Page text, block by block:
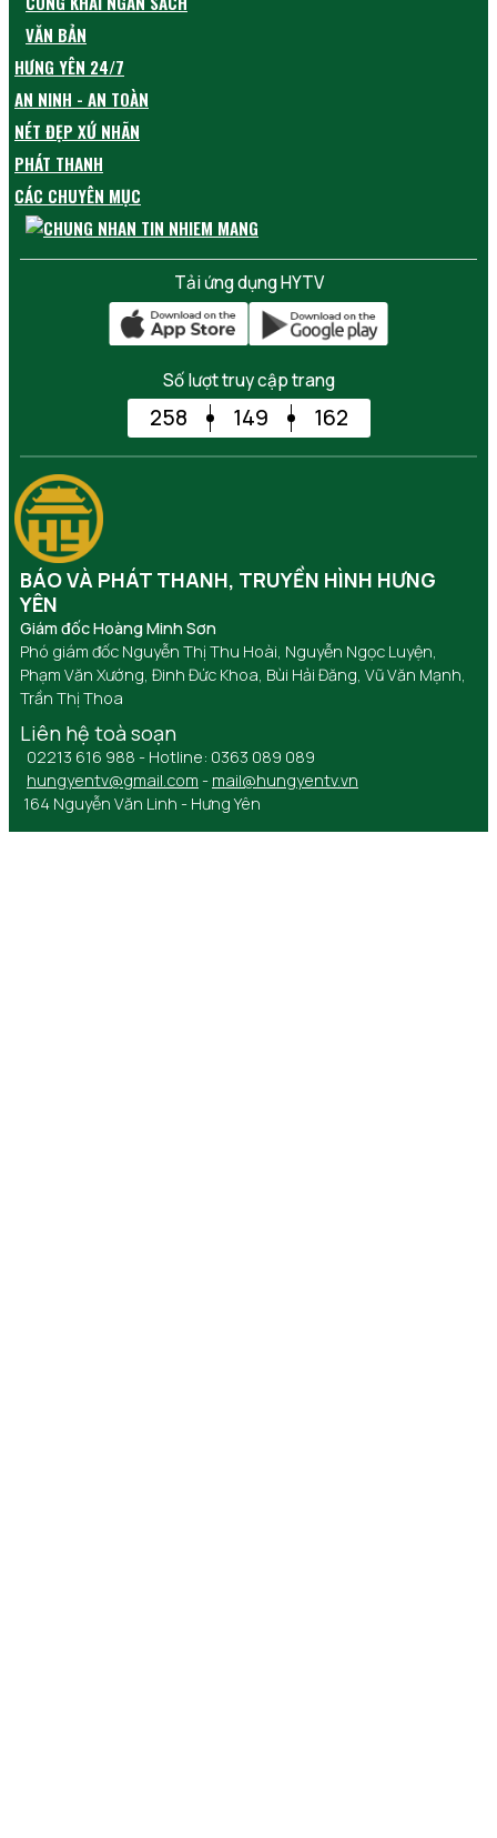
VĂN BẢN
HƯNG YÊN 24/7
AN NINH - AN TOÀN
NÉT ĐẸP XỨ NHÃN
PHÁT THANH
CÁC CHUYÊN MỤC
Tải ứng dụng HYTV
Số lượt truy cập trang
258 149 162
BÁO VÀ PHÁT THANH, TRUYỀN HÌNH HƯNG
YÊN
Giám đốc Hoàng Minh Sơn
Phó giám đốc Nguyễn Thị Thu Hoài, Nguyễn Ngọc Luyện,
Phạm Văn Xướng, Đinh Đức Khoa, Bùi Hải Đăng, Vũ Văn Mạnh,
Trần Thị Thoa
Liên hệ toà soạn
02213 616 988 - Hotline: 0363 089 089
hungyentv@gmail.com - mail@hungyentv.vn
164 Nguyễn Văn Linh - Hưng Yên